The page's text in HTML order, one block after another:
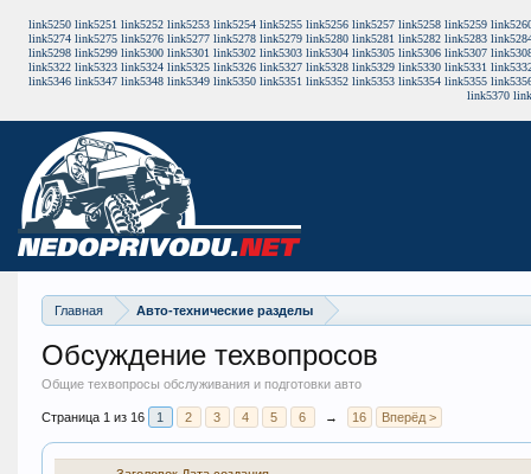
link5250 link5251 link5252 link5253 link5254 link5255 link5256 link5257 link5258 link5259
link5274 link5275 link5276 link5277 link5278 link5279 link5280 link5281 link5282 link5283
link5298 link5299 link5300 link5301 link5302 link5303 link5304 link5305 link5306 link5307
link5322 link5323 link5324 link5325 link5326 link5327 link5328 link5329 link5330 link5331
link5346 link5347 link5348 link5349 link5350 link5351 link5352 link5353 link5354 link5355
link5370
Главная Авто-технические разделы
Обсуждение техвопросов
Общие техвопросы обслуживания и подготовки авто
Страница 1 из 16 1 2 3 4 5 6 → 16 Вперёд >